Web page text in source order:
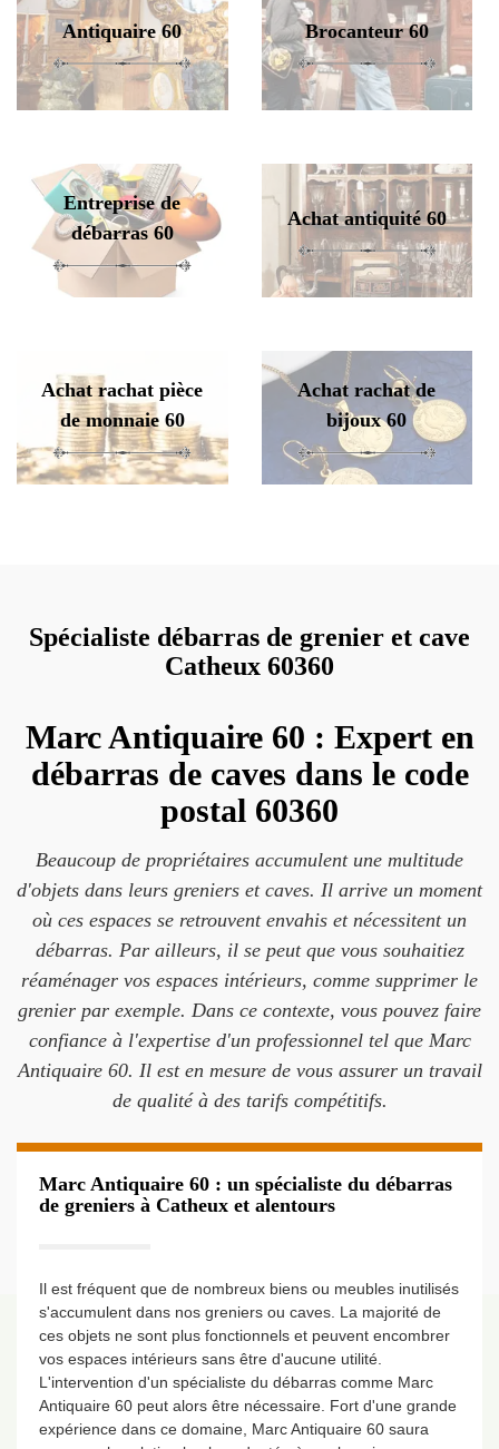
Antiquaire 60 Brocanteur 60
Entreprise de
débarras 60
Achat antiquité 60
Achat rachat pièce
de monnaie 60
Achat rachat de
bijoux 60
Spécialiste débarras de grenier et cave
Catheux 60360
Marc Antiquaire 60 : Expert en
débarras de caves dans le code
postal 60360
Beaucoup de propriétaires accumulent une multitude
d'objets dans leurs greniers et caves. Il arrive un moment
où ces espaces se retrouvent envahis et nécessitent un
débarras. Par ailleurs, il se peut que vous souhaitiez
réaménager vos espaces intérieurs, comme supprimer le
grenier par exemple. Dans ce contexte, vous pouvez faire
confiance à l'expertise d'un professionnel tel que Marc
Antiquaire 60. Il est en mesure de vous assurer un travail
de qualité à des tarifs compétitifs.
Marc Antiquaire 60 : un spécialiste du débarras
de greniers à Catheux et alentours
Il est fréquent que de nombreux biens ou meubles inutilisés
s'accumulent dans nos greniers ou caves. La majorité de
ces objets ne sont plus fonctionnels et peuvent encombrer
vos espaces intérieurs sans être d'aucune utilité.
L'intervention d'un spécialiste du débarras comme Marc
Antiquaire 60 peut alors être nécessaire. Fort d'une grande
expérience dans ce domaine, Marc Antiquaire 60 saura